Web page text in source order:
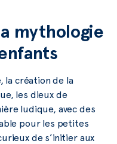
mythologie
la création de la
les dieux de
ludique, avec des
pour les petites
de s’initier aux